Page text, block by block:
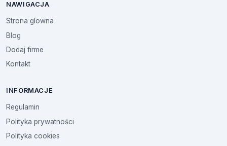
NAWIGACJA
Strona glowna
Blog
Dodaj firme
Kontakt
INFORMACJE
Regulamin
Polityka prywatności
Polityka cookies